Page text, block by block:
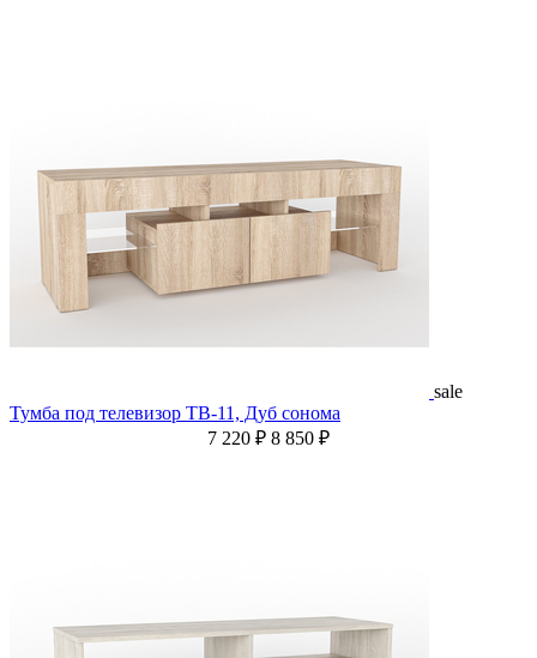
sale
Тумба под телевизор ТВ-11, Дуб сонома
7 220 ₽ 8 850 ₽